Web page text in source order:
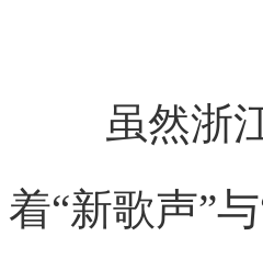
虽然浙
着“新歌声”